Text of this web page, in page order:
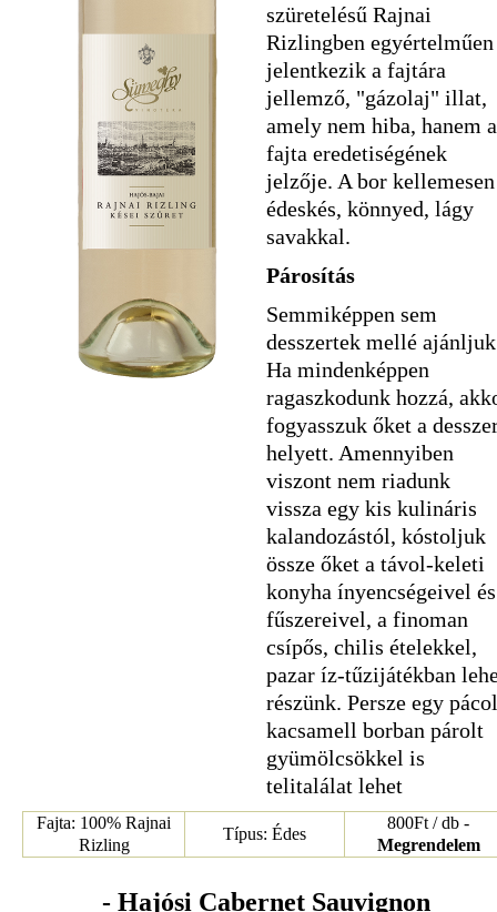
szüretelésű Rajnai
Rizlingben egyértelműen
jelentkezik a fajtára
jellemző, "gázolaj" illat,
amely nem hiba, hanem a
fajta eredetiségének
jelzője. A bor kellemesen
édeskés, könnyed, lágy
savakkal.
Párosítás
Semmiképpen sem
desszertek mellé
Ha mindenképpen
ragaszkodunk hozzá,
fogyasszuk őket a
helyett. Amennyiben
viszont nem riadunk
vissza egy kis kulináris
kalandozástól, kóstoljuk
össze őket a távol-keleti
konyha ínyencségeivel és
fűszereivel, a finoman
csípős, chilis ételekkel,
pazar íz-tűzijátékban
részünk. Persze egy
kacsamell borban párolt
gyümölcsökkel is
telitalálat lehet
Fajta: 100% Rajnai
Rizling
Típus: Édes
800Ft / db -
Megrendelem
- Hajósi Cabernet Sauvignon